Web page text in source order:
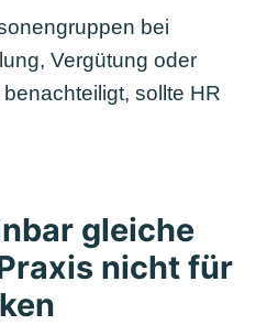
bei
Vergütung oder
sollte HR
gleiche
nicht für